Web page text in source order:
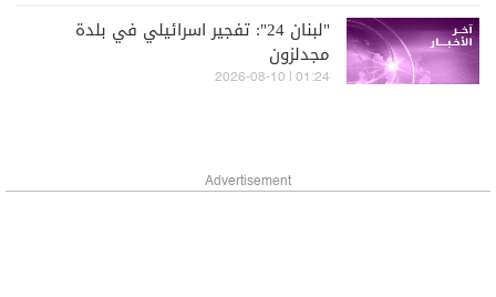
"لبنان 24": تفجير اسرائيلي في بلدة
مجدلزون
01:24 | 2026-08-10
Advertisement